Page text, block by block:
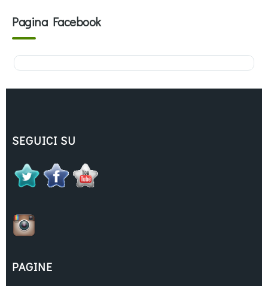
Pagina Facebook
SEGUICI SU
PAGINE